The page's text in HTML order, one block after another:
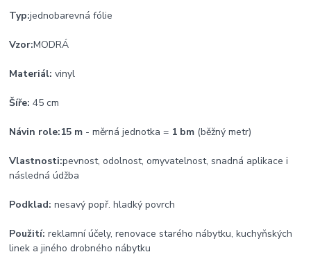
Typ:jednobarevná fólie
Vzor:MODRÁ
Materiál: vinyl
Šíře: 45 cm
Návin role:15 m - měrná jednotka = 1 bm (běžný metr)
Vlastnosti:pevnost, odolnost, omyvatelnost, snadná aplikace i
následná údžba
Podklad:nesavý popř. hladký povrch
Použití: reklamní účely, renovace starého nábytku, kuchyňských
linek a jiného drobného nábytku